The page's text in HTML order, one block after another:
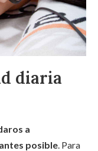
diaria
a
posible. Para